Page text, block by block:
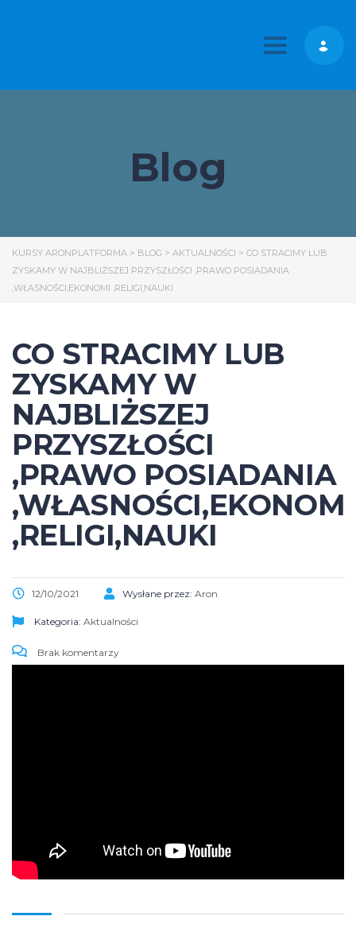
Toggle
Blog
KURSY ARONPLATFORMA > BLOG > AKTUALNOŚCI > CO STRACIMY LUB
ZYSKAMY W NAJBLIŻSZEJ PRZYSZŁOŚCI ,PRAWO POSIADANIA
,WŁASNOŚCI,EKONOMI ,RELIGI,NAUKI
CO STRACIMY LUB
ZYSKAMY W
NAJBLIŻSZEJ
PRZYSZŁOŚCI
,PRAWO POSIADANIA
,WŁASNOŚCI,EKONOMI
,RELIGI,NAUKI
12/10/2021 Wysłane przez: Aron
Kategoria: Aktualności
Brak komentarzy